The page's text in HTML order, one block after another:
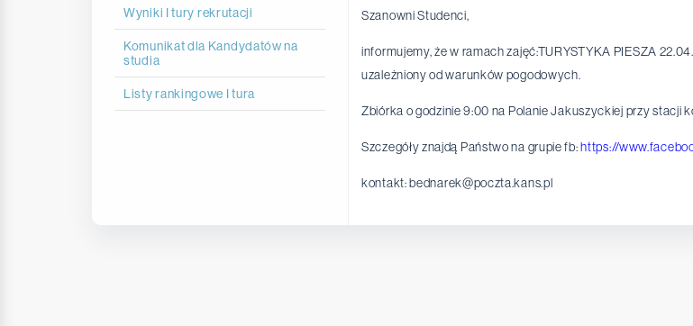
Wyniki I tury rekrutacji
Komunikat dla Kandydatów na
studia
Listy rankingowe I tura
Szanowni Studenci,
informujemy, że w ramach zajęć:TURYSTYKA PIESZA
uzależniony od warunków pogodowych.
Zbiórka o godzinie 9:00 na Polanie Jakuszyckiej przy stacji
Szczegóły znajdą Państwo na grupie fb:https://
kontakt: bednarek@poczta.kans.pl